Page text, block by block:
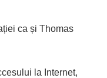
ca și Thomas
la Internet,